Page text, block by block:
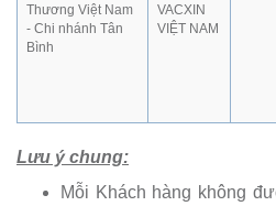
Thương Việt Nam
- Chi nhánh Tân
Bình
VACXIN
VIỆT NAM
Lưu ý chung:
Mỗi Khách hàng không